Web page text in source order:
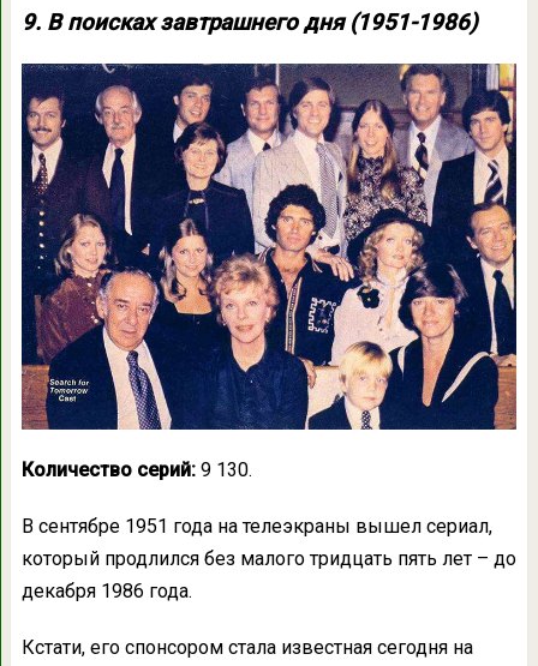
9. В поисках завтрашнего дня (1951-1986)
Количество серий: 9 130.
В сентябре 1951 года на телеэкраны вышел сериал,
который продлился без малого тридцать пять лет – до
декабря 1986 года.
Кстати, его спонсором стала известная сегодня на